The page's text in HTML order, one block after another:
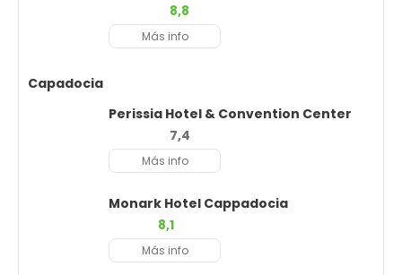
8,8
Más info
Capadocia
Perissia Hotel & Convention Center
7,4
Más info
Monark Hotel Cappadocia
8,1
Más info